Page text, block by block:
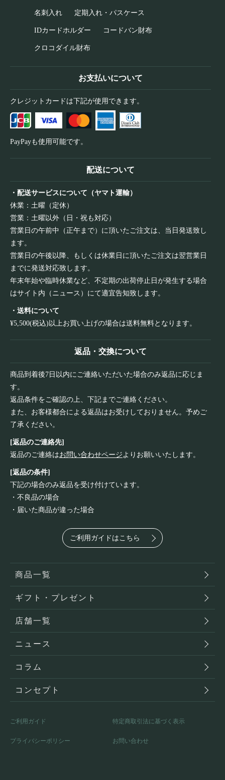
名刺入れ 定期入れ・パスケース
IDカードホルダー コードバン財布
クロコダイル財布
お支払いについて
クレジットカードは下記が使用できます。
PayPayも使用可能です。
配送について
・配送サービスについて（ヤマト運輸）
休業：土曜（定休）
営業：土曜以外（日・祝も対応）
営業日の午前中（正午まで）に頂いたご注文は、当日発送致し
ます。
営業日の午後以降、もしくは休業日に頂いたご注文は翌営業日
までに発送対応致します。
年末年始や臨時休業など、不定期の出荷停止日が発生する場合
はサイト内（ニュース）にて適宜告知致します。
・送料について
¥5,500(税込)以上お買い上げの場合は送料無料となります。
返品・交換について
商品到着後7日以内にご連絡いただいた場合のみ返品に応じま
す。
返品条件をご確認の上、下記までご連絡ください。
また、お客様都合による返品はお受けしておりません。予めご
了承ください。
[返品のご連絡先]
返品のご連絡はお問い合わせページよりお願いいたします。
[返品の条件]
下記の場合のみ返品を受け付けています。
・不良品の場合
・届いた商品が違った場合
ご利用ガイドはこちら
商品一覧
ギフト・プレゼント
店舗一覧
ニュース
コラム
コンセプト
ご利用ガイド 特定商取引法に基づく表示
プライバシーポリシー お問い合わせ